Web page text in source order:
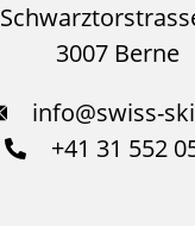
3007 Berne
info@swiss-
+41 31 552